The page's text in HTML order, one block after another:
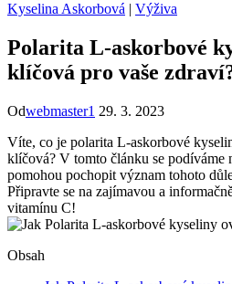
Kyselina Askorbová | Výživa
Polarita L-askorbové
klíčová pro vaše
Odwebmaster1 29. 3. 2023
Víte, co je polarita L-askorbové
klíčová? V tomto článku se podíváme
pomohou pochopit význam tohoto
Připravte se na zajímavou a
vitamínu C!
Obsah